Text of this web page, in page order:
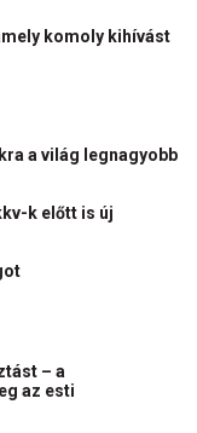
komoly kihívást
a világ legnagyobb
k előtt is új
– a
az esti